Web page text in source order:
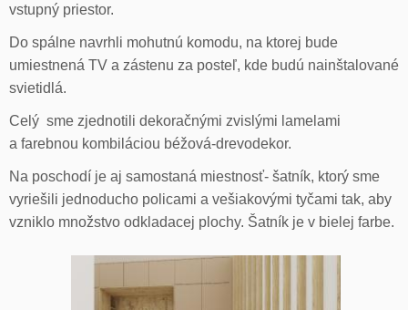
vstupný priestor.
Do spálne navrhli mohutnú komodu, na ktorej bude
umiestnená TV a zástenu za posteľ, kde budú nainštalované
svietidlá.
Celý sme zjednotili dekoračnými zvislými lamelami
a farebnou kombiláciou béžová-drevodekor.
Na poschodí je aj samostaná miestnosť- šatník, ktorý sme
vyriešili jednoducho policami a vešiakovými tyčami tak, aby
vzniklo množstvo odkladacej plochy. Šatník je v bielej farbe.